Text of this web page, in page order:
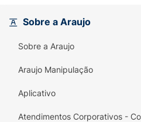
Sobre a Araujo
Sobre a Araujo
Araujo Manipulação
Aplicativo
Atendimentos Corporativos -